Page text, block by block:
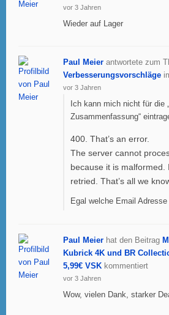
vor 3 Jahren
Wieder auf Lager
Paul Meier antwortete zum
Verbesserungsvorschläge
vor 3 Jahren
Ich kann mich nicht für die
Zusammenfassung“
400. That’s an error.
The server cannot
because it is malformed.
retried. That’s all we
Egal welche Email
Paul Meier hat den Beitrag
Kubrick 4K und BR
5,99€ VSK kommentiert
vor 3 Jahren
Wow, vielen Dank, starker